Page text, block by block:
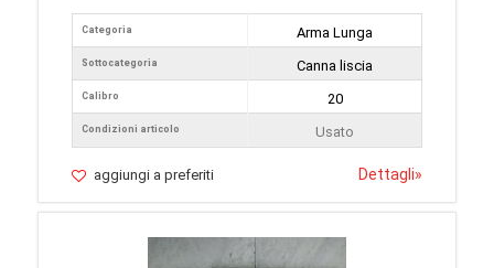
Categoria
Sottocategoria
Calibro
Condizioni articolo
Arma Lunga
Canna liscia
20
Usato
aggiungi a preferiti Dettagli»